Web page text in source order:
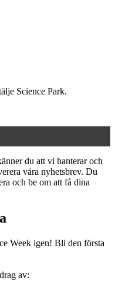
Science Park.
du att vi hanterar och
våra nyhetsbrev. Du
och be om att få dina
Week igen! Bli den första
av: